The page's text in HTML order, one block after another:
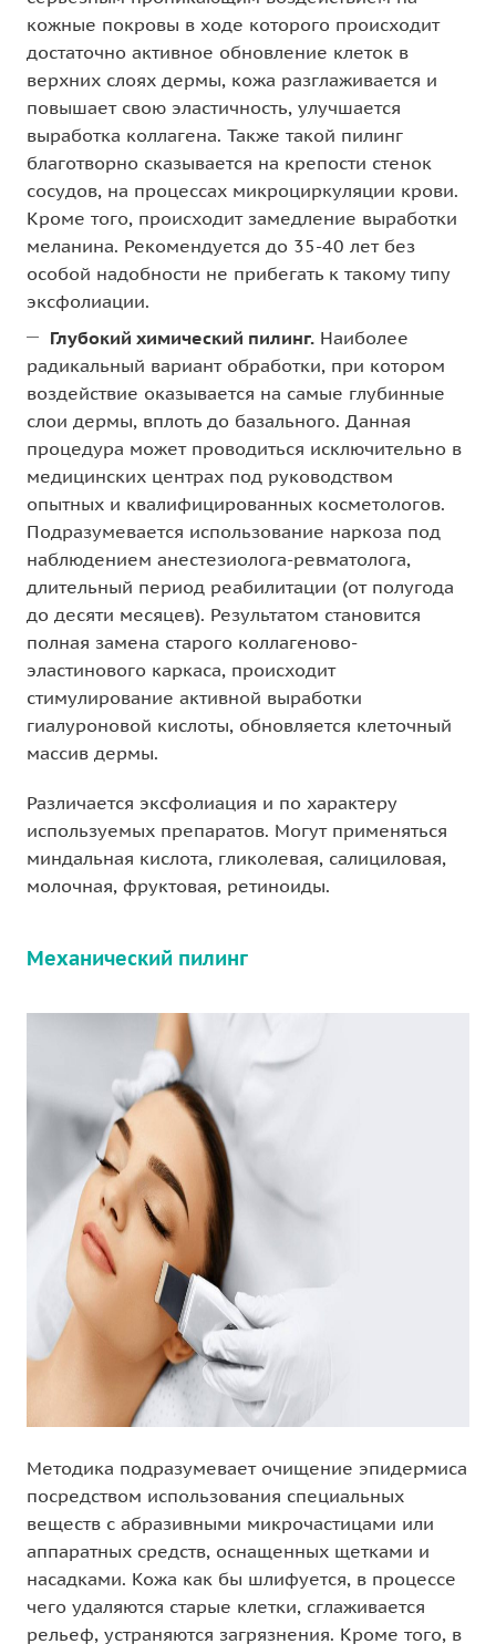
кожные покровы в ходе которого происходит
достаточно активное обновление клеток в
верхних слоях дермы, кожа разглаживается и
повышает свою эластичность, улучшается
выработка коллагена. Также такой пилинг
благотворно сказывается на крепости стенок
сосудов, на процессах микроциркуляции крови.
Кроме того, происходит замедление выработки
меланина. Рекомендуется до 35-40 лет без
особой надобности не прибегать к такому типу
эксфолиации.
Глубокий химический пилинг. Наиболее
радикальный вариант обработки, при котором
воздействие оказывается на самые глубинные
слои дермы, вплоть до базального. Данная
процедура может проводиться исключительно в
медицинских центрах под руководством
опытных и квалифицированных косметологов.
Подразумевается использование наркоза под
наблюдением анестезиолога-ревматолога,
длительный период реабилитации (от полугода
до десяти месяцев). Результатом становится
полная замена старого коллагеново-
эластинового каркаса, происходит
стимулирование активной выработки
гиалуроновой кислоты, обновляется клеточный
массив дермы.
Различается эксфолиация и по характеру
используемых препаратов. Могут применяться
миндальная кислота, гликолевая, салициловая,
молочная, фруктовая, ретиноиды.
Механический пилинг
Методика подразумевает очищение эпидермиса
посредством использования специальных
веществ с абразивными микрочастицами или
аппаратных средств, оснащенных щетками и
насадками. Кожа как бы шлифуется, в процессе
чего удаляются старые клетки, сглаживается
рельеф, устраняются загрязнения. Кроме того, в